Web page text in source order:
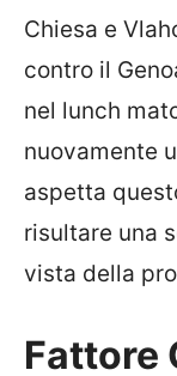
Chiesa e
contro il
nel lunch
nuovamente
aspetta
risultare una
vista della
Fattore